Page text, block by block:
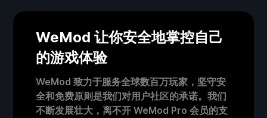
WeMod 让你安全地掌控自己
的游戏体验
WeMod 致力于服务全球数百万玩家，坚守安
全和免费原则是我们对用户社区的承诺。我们
不断发展壮大，离不开 WeMod Pro 会员的支